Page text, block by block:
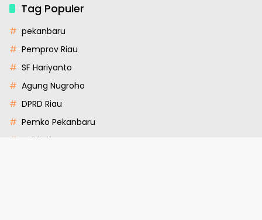
Tag Populer
pekanbaru
Pemprov Riau
SF Hariyanto
Agung Nugroho
DPRD Riau
Pemko Pekanbaru
polda riau